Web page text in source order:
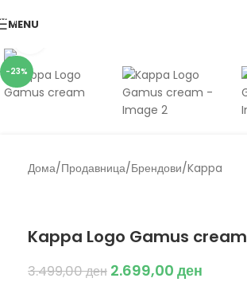
Skip to navigation
Skip to main content
MENU
-23%
Дома/Продавница/Брендови/Kappa
Kappa Logo Gamus cream
3.499,00ден 2.699,00 ден